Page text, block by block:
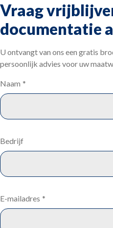
Vraag
documentatie
U ontvangt van ons een gratis
persoonlijk advies voor uw
Naam *
Bedrijf
E-mailadres *